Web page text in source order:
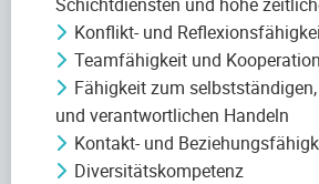
Konflikt- und
Teamfähigkeit und
Fähigkeit zum
und verantwortlichen Handeln
Kontakt- und
Diversitätskompetenz